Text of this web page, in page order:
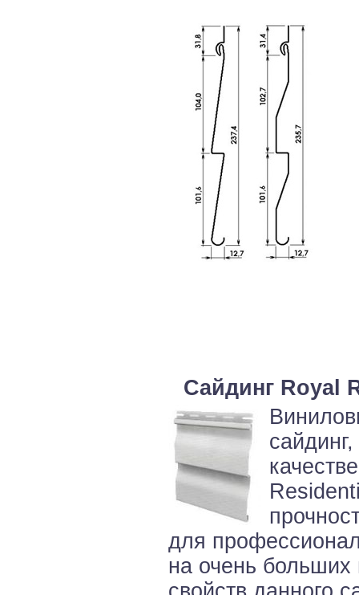
Сайдинг Royal
для
на очень больших